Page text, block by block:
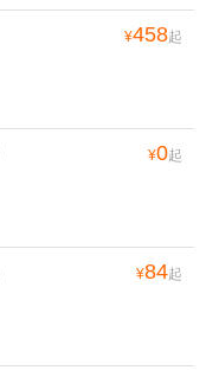
¥458起
¥0起
¥84起